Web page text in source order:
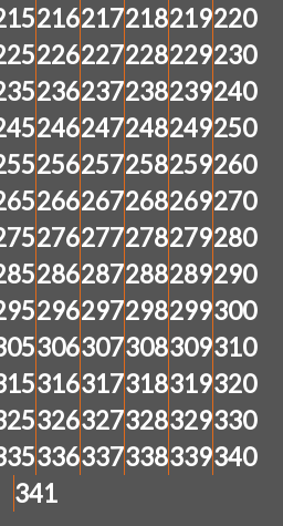
216217218219220
226227228229230
236237238239240
246247248249250
256257258259260
266267268269270
276277278279280
286287288289290
296297298299300
306307308309310
316317318319320
326327328329330
336337338339340
341